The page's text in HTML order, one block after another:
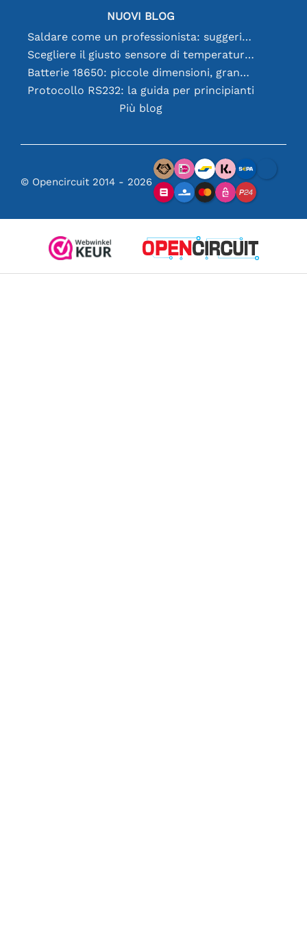
NUOVI BLOG
Saldare come un professionista: suggerimenti per connessioni elettroniche perfette
Scegliere il giusto sensore di temperatura [youtube]
Batterie 18650: piccole dimensioni, grandi prestazioni
Protocollo RS232: la guida per principianti
Più blog
© Opencircuit 2014 - 2026